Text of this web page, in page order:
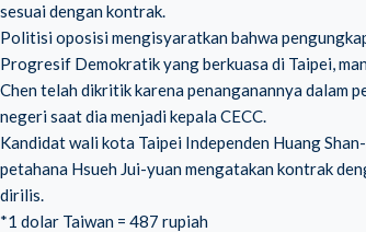
sesuai dengan kontrak.
Politisi oposisi mengisyaratkan bahwa
Progresif Demokratik yang berkuasa di Taipei,
Chen telah dikritik karena penanganannya dalam
negeri saat dia menjadi kepala CECC.
Kandidat wali kota Taipei Independen Huang
petahana Hsueh Jui-yuan mengatakan kontrak
dirilis.
*1 dolar Taiwan = 487 rupiah